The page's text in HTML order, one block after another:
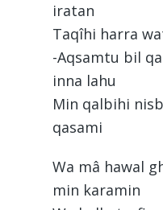
iratan
Taqîhi harra
-Aqsamtu bil
inna lahu
Min qalbihi
qasami
Wa mâ hawal
min karamin